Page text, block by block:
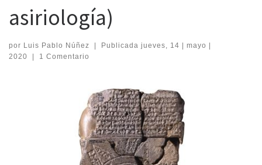
asiriología)
por Luis Pablo Núñez | Publicada jueves, 14 | mayo |
2020
| 1 Comentario